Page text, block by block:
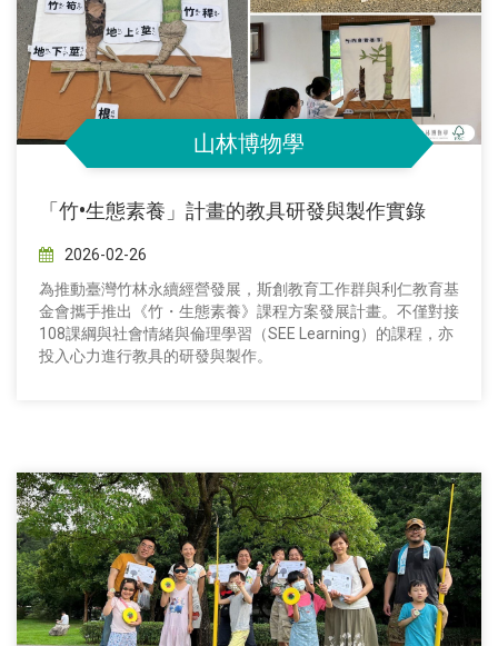
山林博物學
「竹•生態素養」計畫的教具研發與製作實錄
2026-02-26
為推動臺灣竹林永續經營發展，斯創教育工作群與利仁教育基
金會攜手推出《竹・生態素養》課程方案發展計畫。不僅對接
108課綱與社會情緒與倫理學習（SEE Learning）的課程，亦
投入心力進行教具的研發與製作。